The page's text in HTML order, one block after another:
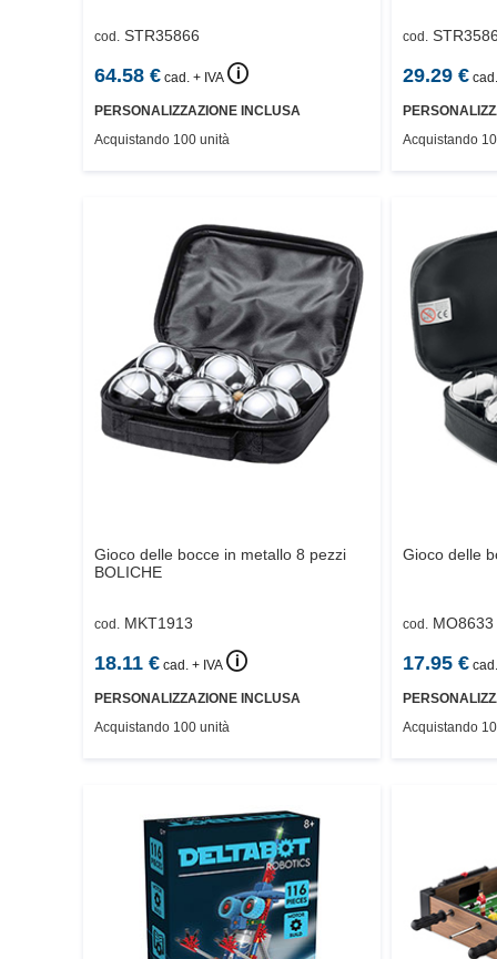
cod. STR35866
64.58 € cad. + IVA 🛈
PERSONALIZZAZIONE INCLUSA
Acquistando 100 unità
cod.
29.29€
Acquistando
Gioco delle bocce in metallo 8 pezzi
BOLICHE
cod. MKT1913
18.11 € cad. + IVA 🛈
PERSONALIZZAZIONE INCLUSA
Acquistando 100 unità
Gioco delle
cod. MO8633
17.95€
Acquistando